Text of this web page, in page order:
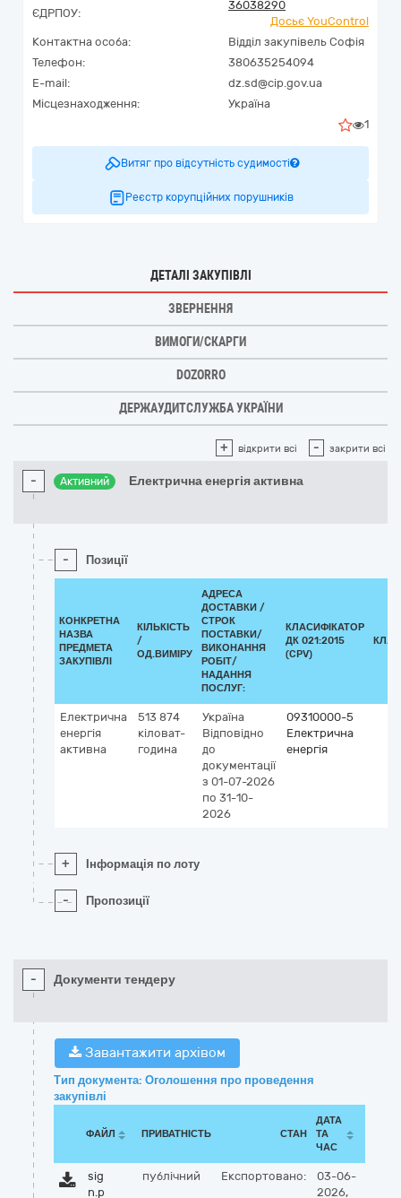
ЄДРПОУ:
36038290
Досьє YouControl
Контактна особа:
Відділ закупівель Софія
Телефон:
380635254094
E-mail:
dz.sd@cip.gov.ua
Місцезнаходження:
Україна
1
Витяг про відсутність судимості
Реєстр корупційних порушників
ДЕТАЛІ ЗАКУПІВЛІ
ЗВЕРНЕННЯ
ВИМОГИ/СКАРГИ
DOZORRO
ДЕРЖАУДИТСЛУЖБА УКРАЇНИ
+ відкрити всі - закрити всі
- Активний Електрична енергія активна
- Позиції
КОНКРЕТНА
НАЗВА
ПРЕДМЕТА
ЗАКУПІВЛІ
КІЛЬКІСТЬ
/
ОД.ВИМІРУ
АДРЕСА
ДОСТАВКИ /
СТРОК
ПОСТАВКИ/
ВИКОНАННЯ
РОБІТ/
НАДАННЯ
ПОСЛУГ:
КЛАСИФІКАТОР
ДК 021:2015
(CPV)
Електрична
енергія
активна
513 874
кіловат-
година
Україна
Відповідно
до
документації
з 01-07-2026
по 31-10-
2026
09310000-5
Електрична
енергія
+ Інформація по лоту
- Пропозиції
- Документи тендеру
Завантажити архівом
Тип документа: Оголошення про проведення
закупівлі
ФАЙЛ ПРИВАТНІСТЬ СТАН
ДАТА
ТА
ЧАС
sig
n.p
публічний Експортовано:
03-06-
2026,